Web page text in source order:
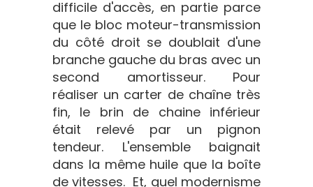
difficile d'accès, en partie parce
que le bloc moteur-transmission
du côté droit se doublait d'une
branche gauche du bras avec un
second amortisseur. Pour
réaliser un carter de chaîne très
fin, le brin de chaine inférieur
était relevé par un pignon
tendeur. L'ensemble baignait
dans la même huile que la boîte
de vitesses. Et, quel modernisme